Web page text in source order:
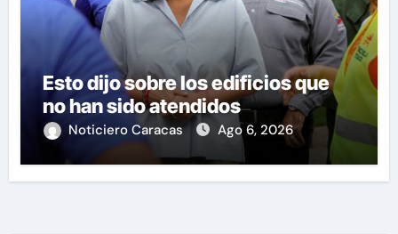
Esto dijo sobre los edificios que
no han sido atendidos
Noticiero Caracas Ago 6, 2026